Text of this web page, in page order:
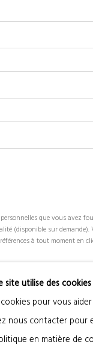
que vous avez
(disponible sur demande).
à tout moment en
SITE BY ARTLOGIC
site utilise des cookies
pour vous
nous contacter pour
en matière de